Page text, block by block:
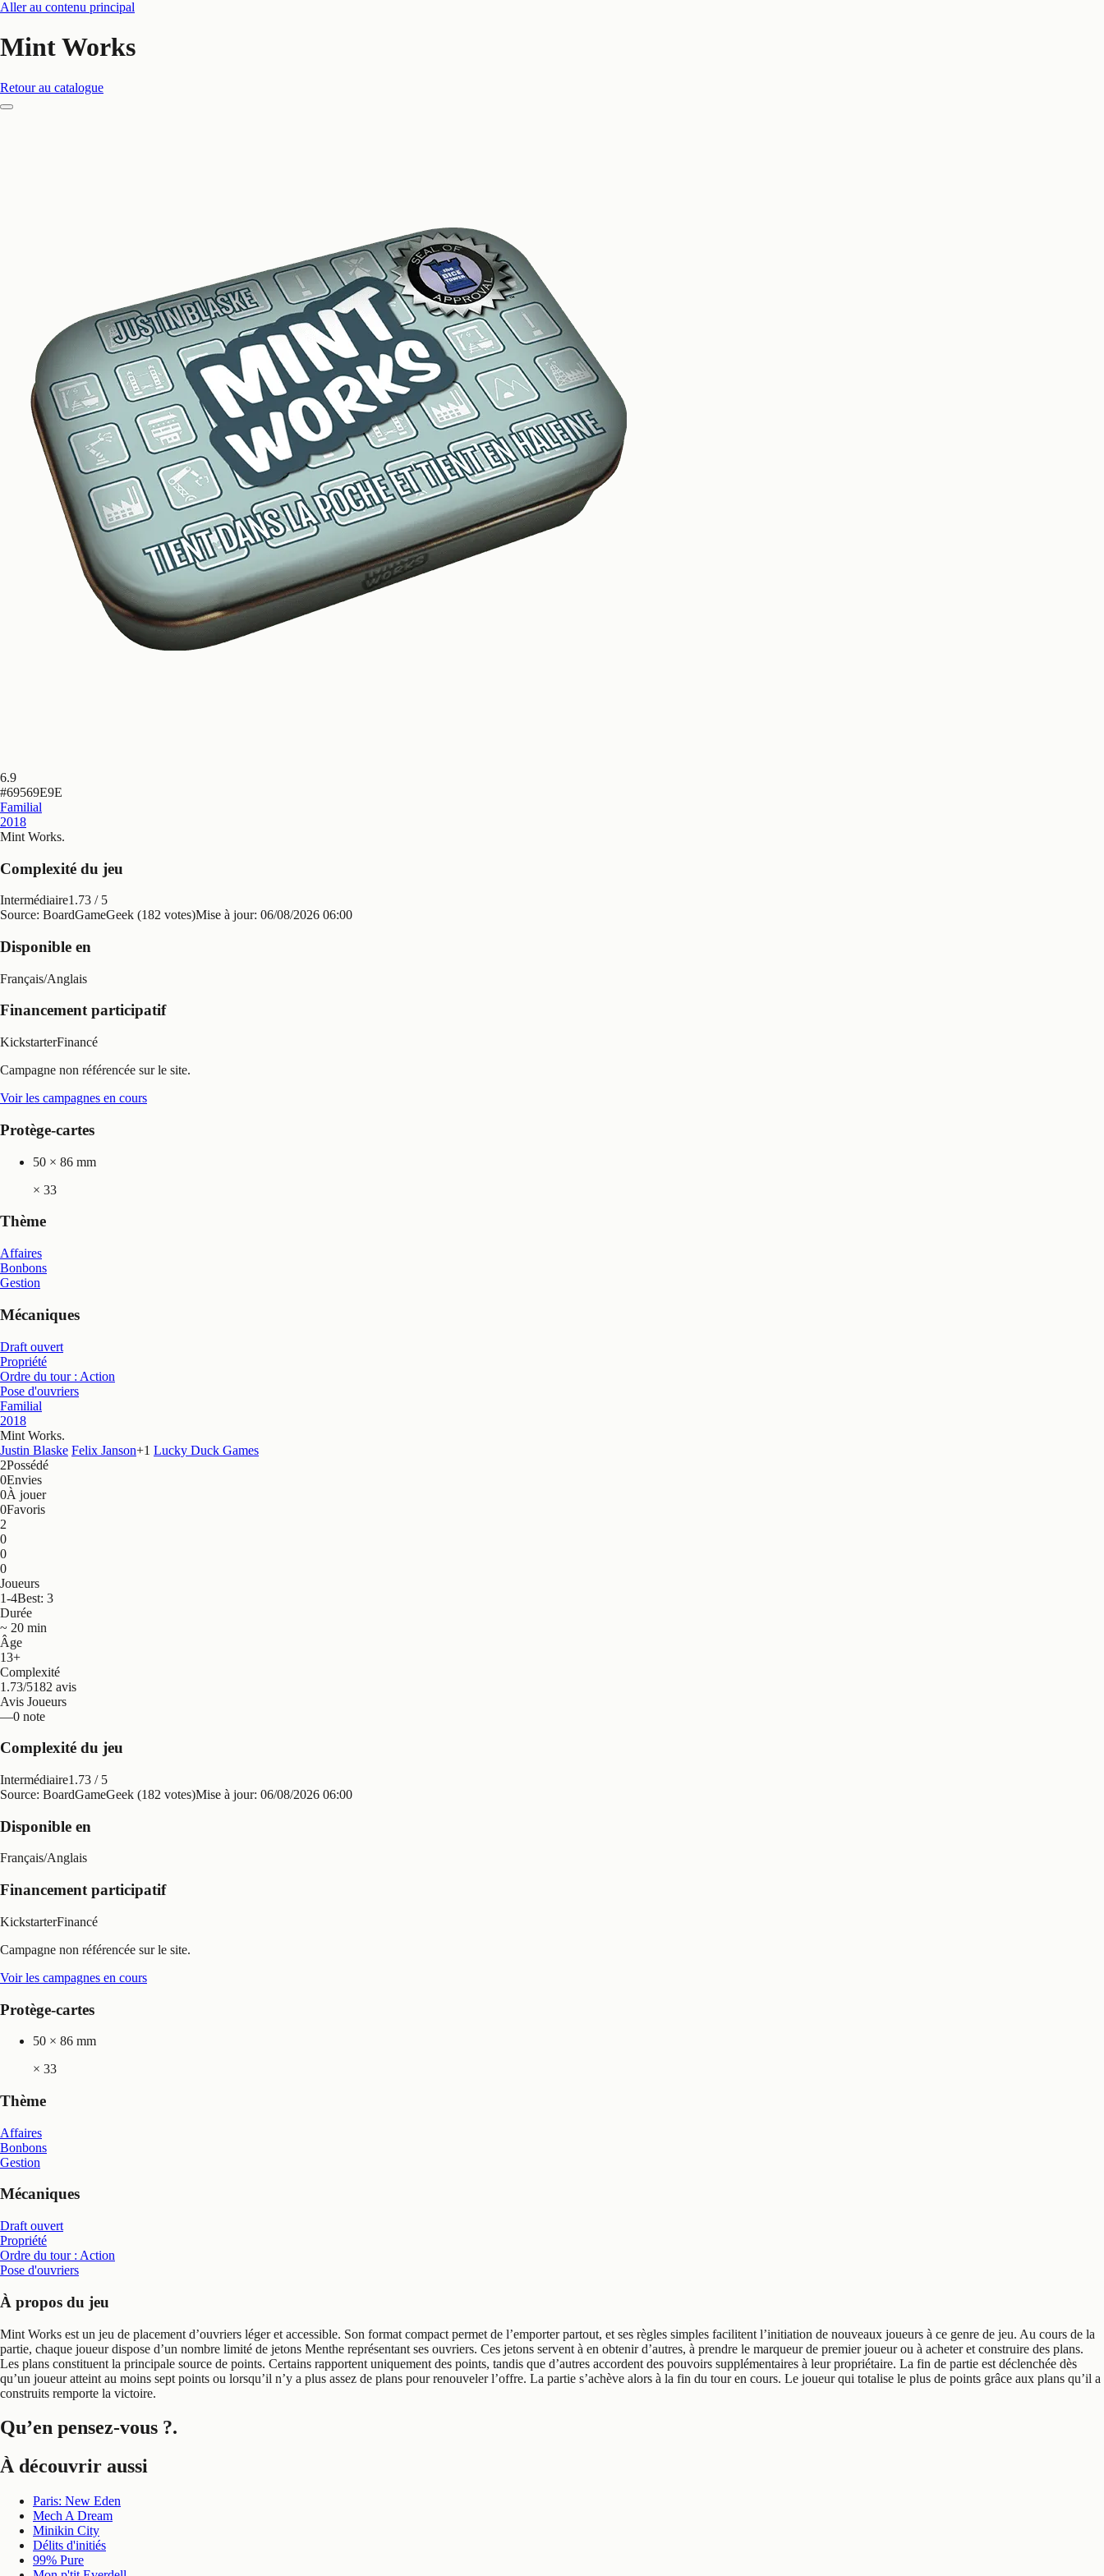
Aller au contenu principal
Mint Works
Retour au catalogue
6.9
#69569E9E
Familial
2018
Mint Works.
Complexité du jeu
Intermédiaire1.73 / 5
Source: BoardGameGeek (182 votes)Mise à jour: 06/08/2026 06:00
Disponible en
Français/Anglais
Financement participatif
KickstarterFinancé
Campagne non référencée sur le site.
Voir les campagnes en cours
Protège-cartes
50 × 86 mm
× 33
Thème
Affaires
Bonbons
Gestion
Mécaniques
Draft ouvert
Propriété
Ordre du tour : Action
Pose d'ouvriers
Familial
2018
Mint Works.
Justin Blaske Felix Janson+1 Lucky Duck Games
2Possédé
0Envies
0À jouer
0Favoris
2
0
0
0
Joueurs
1-4Best: 3
Durée
~ 20 min
Âge
13+
Complexité
1.73/5182 avis
Avis Joueurs
—0 note
Complexité du jeu
Intermédiaire1.73 / 5
Source: BoardGameGeek (182 votes)Mise à jour: 06/08/2026 06:00
Disponible en
Français/Anglais
Financement participatif
KickstarterFinancé
Campagne non référencée sur le site.
Voir les campagnes en cours
Protège-cartes
50 × 86 mm
× 33
Thème
Affaires
Bonbons
Gestion
Mécaniques
Draft ouvert
Propriété
Ordre du tour : Action
Pose d'ouvriers
À propos du jeu
Mint Works est un jeu de placement d’ouvriers léger et accessible. Son format compact permet de l’emporter partout, et ses règles simples facilitent l’initiation de nouveaux joueurs à ce genre de jeu. Au cours de la
partie, chaque joueur dispose d’un nombre limité de jetons Menthe représentant ses ouvriers. Ces jetons servent à en obtenir d’autres, à prendre le marqueur de premier joueur ou à acheter et construire des plans.
Les plans constituent la principale source de points. Certains rapportent uniquement des points, tandis que d’autres accordent des pouvoirs supplémentaires à leur propriétaire. La fin de partie est déclenchée dès
qu’un joueur atteint au moins sept points ou lorsqu’il n’y a plus assez de plans pour renouveler l’offre. La partie s’achève alors à la fin du tour en cours. Le joueur qui totalise le plus de points grâce aux plans qu’il a
construits remporte la victoire.
Qu’en pensez-vous ?.
À découvrir aussi
Paris: New Eden
Mech A Dream
Minikin City
Délits d'initiés
99% Pure